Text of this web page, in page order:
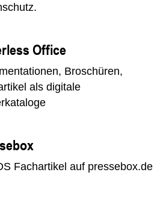
Office
Broschüren,
als digitale
Fachartikel auf pressebox.de